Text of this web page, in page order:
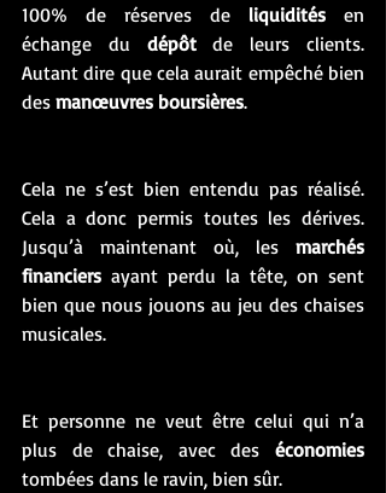
100% de réserves de liquidités en
échange du dépôt de leurs clients.
Autant dire que cela aurait empêché bien
des manœuvres boursières.
Cela ne s’est bien entendu pas réalisé.
Cela a donc permis toutes les dérives.
Jusqu’à maintenant où, les marchés
financiers ayant perdu la tête, on sent
bien que nous jouons au jeu des chaises
musicales.
Et personne ne veut être celui qui n’a
plus de chaise, avec des économies
tombées dans le ravin, bien sûr.